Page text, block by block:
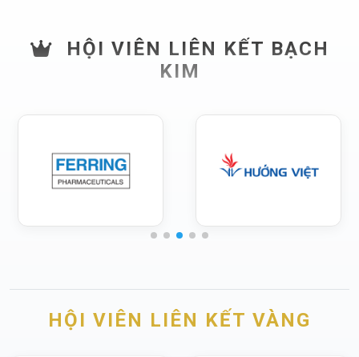
HỘI VIÊN LIÊN KẾT BẠCH
KIM
HỘI VIÊN LIÊN KẾT VÀNG